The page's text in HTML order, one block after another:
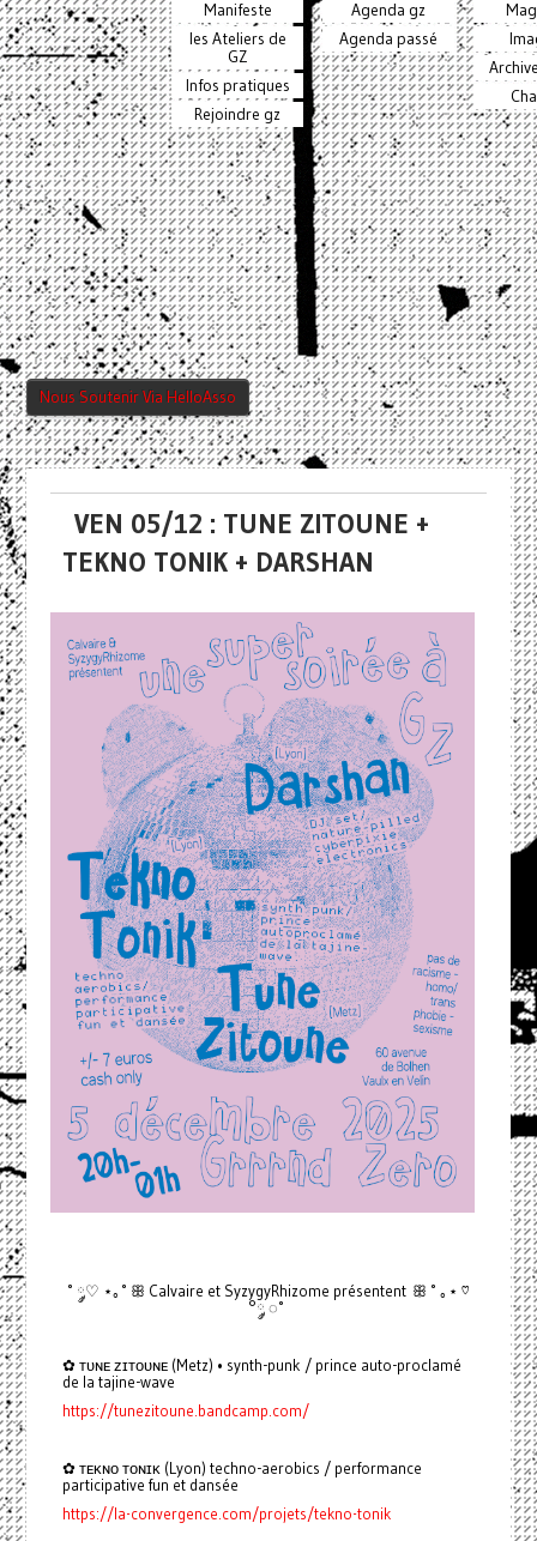
Manifeste
les Ateliers de
GZ
Infos pratiques
Rejoindre gz
Agenda gz
Agenda passé
Nous Soutenir Via HelloAsso
VEN 05/12 : TUNE ZITOUNE +
TEKNO TONIK + DARSHAN
˚ ◌༘♡ ⋆｡˚ ꕥ Calvaire et SyzygyRhizome présentent ꕥ ˚ ｡⋆ ♡
°༘ ◌˚
✿ ᴛᴜɴᴇ ᴢɪᴛᴏᴜɴᴇ (Metz) • synth-punk / prince auto-proclamé
de la tajine-wave
https://tunezitoune.bandcamp.com/
✿ ᴛᴇᴋɴᴏ ᴛᴏɴɪᴋ (Lyon) techno-aerobics / performance
participative fun et dansée
https://la-convergence.com/projets/tekno-tonik